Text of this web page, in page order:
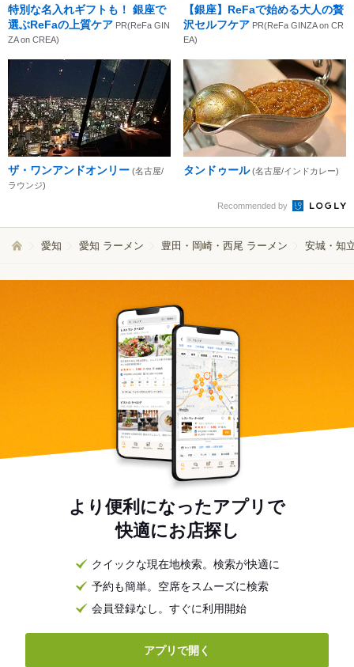
特別な名入れギフトも！ 銀座で
選ぶReFaの上質ケア PR(ReFa GIN
ZA on CREA)
【銀座】ReFaで始める大人の贅
沢セルフケア PR(ReFa GINZA on CR
EA)
ザ・ワンアンドオンリー (名古屋/
ラウンジ)
タンドゥール (名古屋/インドカレー)
Recommended by
愛知 愛知 ラーメン 豊田・岡崎・西尾 ラーメン 安城・知
より便利になったアプリで
快適にお店探し
クイックな現在地検索。検索が快適に
予約も簡単。空席をスムーズに検索
会員登録なし。すぐに利用開始
アプリで開く